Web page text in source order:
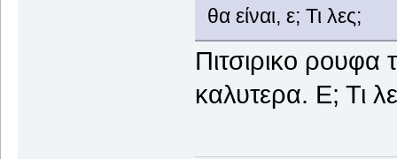
θα είναι, ε; Τι λες;
Πιτσιρικο ρουφα
καλυτερα. Ε; Τι